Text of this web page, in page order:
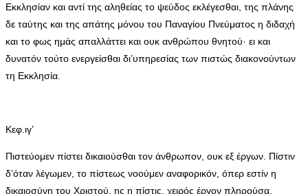
Εκκλησίαν και αντί της αληθείας το ψεύδος εκλέγεσθαι, της πλάνης
δε ταύτης και της απάτης μόνου του Παναγίου Πνεύματος η διδαχή
και το φως ημάς απαλλάττει και ουκ ανθρώπου θνητού· ει και
δυνατόν τούτο ενεργείσθαι δι’υπηρεσίας των πιστώς διακονούντων
τη Εκκλησία.
Κεφ.ιγ’
Πιστεύομεν πίστει δικαιούσθαι τον άνθρωπον, ουκ εξ έργων. Πίστιν
δ’όταν λέγωμεν, το πίστεως νοούμεν αναφορικόν, όπερ εστίν η
δικαιοσύνη του Χριστού, ης η πίστις, χειρός έργον πληρούσα,